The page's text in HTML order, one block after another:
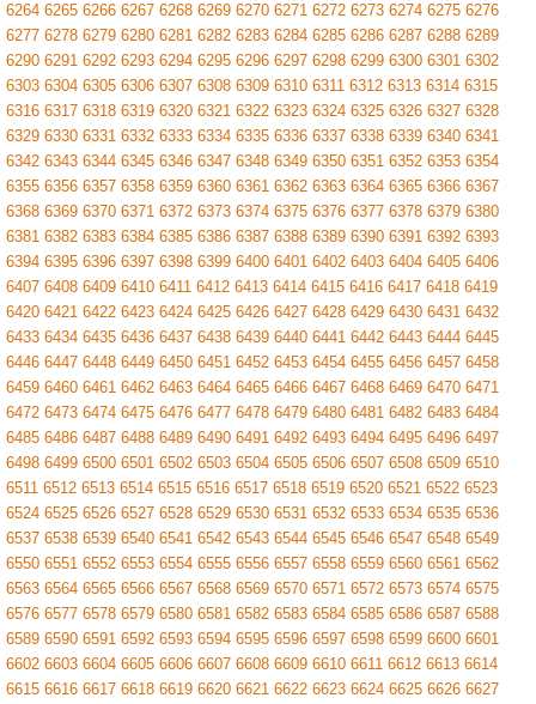
6264 6265 6266 6267 6268 6269 6270 6271 6272 6273 6274 6275 6276
6277 6278 6279 6280 6281 6282 6283 6284 6285 6286 6287 6288 6289
6290 6291 6292 6293 6294 6295 6296 6297 6298 6299 6300 6301 6302
6303 6304 6305 6306 6307 6308 6309 6310 6311 6312 6313 6314 6315
6316 6317 6318 6319 6320 6321 6322 6323 6324 6325 6326 6327 6328
6329 6330 6331 6332 6333 6334 6335 6336 6337 6338 6339 6340 6341
6342 6343 6344 6345 6346 6347 6348 6349 6350 6351 6352 6353 6354
6355 6356 6357 6358 6359 6360 6361 6362 6363 6364 6365 6366 6367
6368 6369 6370 6371 6372 6373 6374 6375 6376 6377 6378 6379 6380
6381 6382 6383 6384 6385 6386 6387 6388 6389 6390 6391 6392 6393
6394 6395 6396 6397 6398 6399 6400 6401 6402 6403 6404 6405 6406
6407 6408 6409 6410 6411 6412 6413 6414 6415 6416 6417 6418 6419
6420 6421 6422 6423 6424 6425 6426 6427 6428 6429 6430 6431 6432
6433 6434 6435 6436 6437 6438 6439 6440 6441 6442 6443 6444 6445
6446 6447 6448 6449 6450 6451 6452 6453 6454 6455 6456 6457 6458
6459 6460 6461 6462 6463 6464 6465 6466 6467 6468 6469 6470 6471
6472 6473 6474 6475 6476 6477 6478 6479 6480 6481 6482 6483 6484
6485 6486 6487 6488 6489 6490 6491 6492 6493 6494 6495 6496 6497
6498 6499 6500 6501 6502 6503 6504 6505 6506 6507 6508 6509 6510
6511 6512 6513 6514 6515 6516 6517 6518 6519 6520 6521 6522 6523
6524 6525 6526 6527 6528 6529 6530 6531 6532 6533 6534 6535 6536
6537 6538 6539 6540 6541 6542 6543 6544 6545 6546 6547 6548 6549
6550 6551 6552 6553 6554 6555 6556 6557 6558 6559 6560 6561 6562
6563 6564 6565 6566 6567 6568 6569 6570 6571 6572 6573 6574 6575
6576 6577 6578 6579 6580 6581 6582 6583 6584 6585 6586 6587 6588
6589 6590 6591 6592 6593 6594 6595 6596 6597 6598 6599 6600 6601
6602 6603 6604 6605 6606 6607 6608 6609 6610 6611 6612 6613 6614
6615 6616 6617 6618 6619 6620 6621 6622 6623 6624 6625 6626 6627